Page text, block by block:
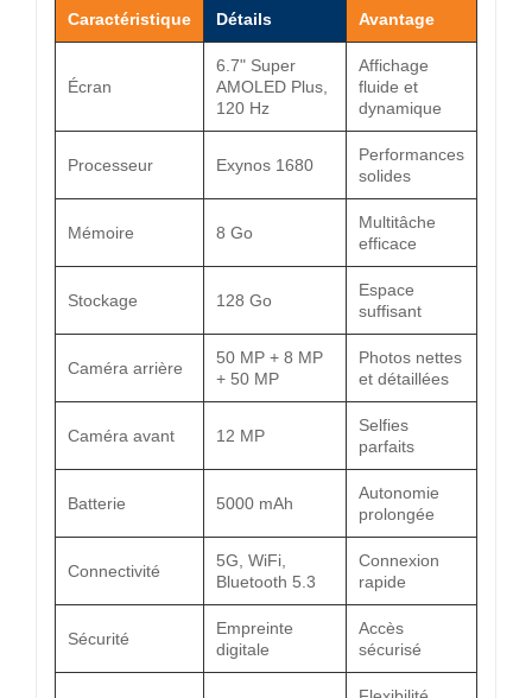
Caractéristique Détails Avantage
Écran
6.7" Super
AMOLED Plus,
120 Hz
Affichage
fluide et
dynamique
Processeur Exynos 1680
Performances
solides
Mémoire 8 Go
Multitâche
efficace
Stockage 128 Go
Espace
suffisant
Caméra arrière
50 MP + 8 MP
+ 50 MP
Photos nettes
et détaillées
Caméra avant 12 MP
Selfies
parfaits
Batterie 5000 mAh
Autonomie
prolongée
Connectivité
5G, WiFi,
Bluetooth 5.3
Connexion
rapide
Sécurité
Empreinte
digitale
Accès
sécurisé